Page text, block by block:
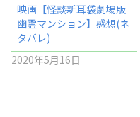
映画【怪談新耳袋劇場版
幽霊マンション】感想(ネ
タバレ)
2020年5月16日